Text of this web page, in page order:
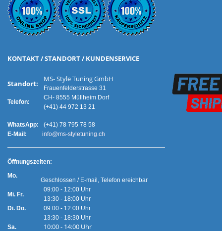
KONTAKT / STANDORT / KUNDENSERVICE
Standort:
Telefon:
MS- Style Tuning GmbH
Frauenfelderstrasse 31
CH- 8555 Müllheim Dorf
(+41) 44 972 13 21
WhatsApp:
(+41) 78 795 78 58
E-Mail:
info@ms-styletuning.ch
Öffnungszeiten:
Mo.
Mi. Fr.
Geschlossen / E-mail, Telefon ereichbar
09:00 - 12:00 Uhr
13:30 - 18:00 Uhr
Di. Do.
Sa.
09:00 - 12:00 Uhr
13:30 - 18:30 Uhr
10:00 - 14:00 Uhr